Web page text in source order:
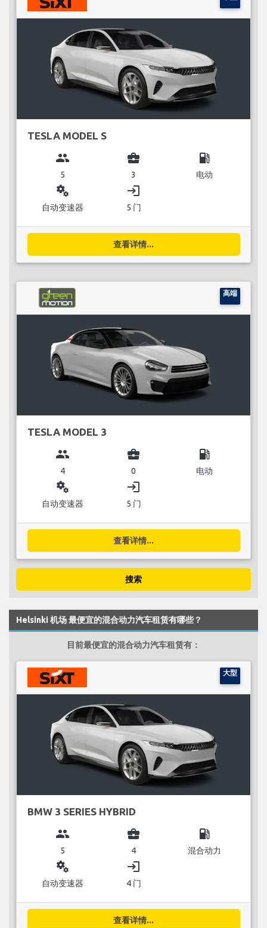
TESLA MODEL S
group
5
business_center
3
local_gas_station
电动
miscellaneous_services
自动变速器
login
5 门
查看详情...
高端
TESLA MODEL 3
group
4
business_center
0
local_gas_station
电动
miscellaneous_services
自动变速器
login
5 门
查看详情...
搜索
Helsinki 机场 最便宜的混合动力汽车租赁有哪些？
目前最便宜的混合动力汽车租赁有：
大型
BMW 3 SERIES HYBRID
group
5
business_center
4
local_gas_station
混合动力
miscellaneous_services
自动变速器
login
4 门
查看详情...